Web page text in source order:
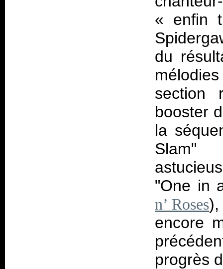
« enfin
du
section
booster
la
"One in
n’ Roses),
encore
progrès